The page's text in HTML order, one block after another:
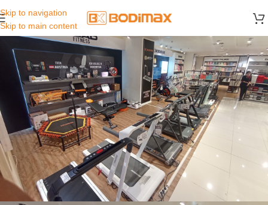
Skip to navigation
Skip to main content